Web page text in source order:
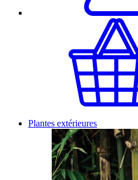
Plantes extérieures